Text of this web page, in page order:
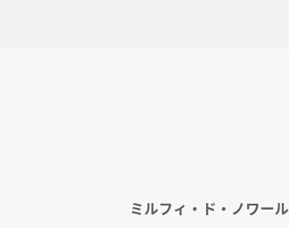
ミルフィ・ド・ノワール